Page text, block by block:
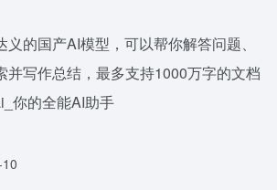
的国产AI模型，可以帮你解答问题、
并写作总结，最多支持1000万字的文档
你的全能AI助手